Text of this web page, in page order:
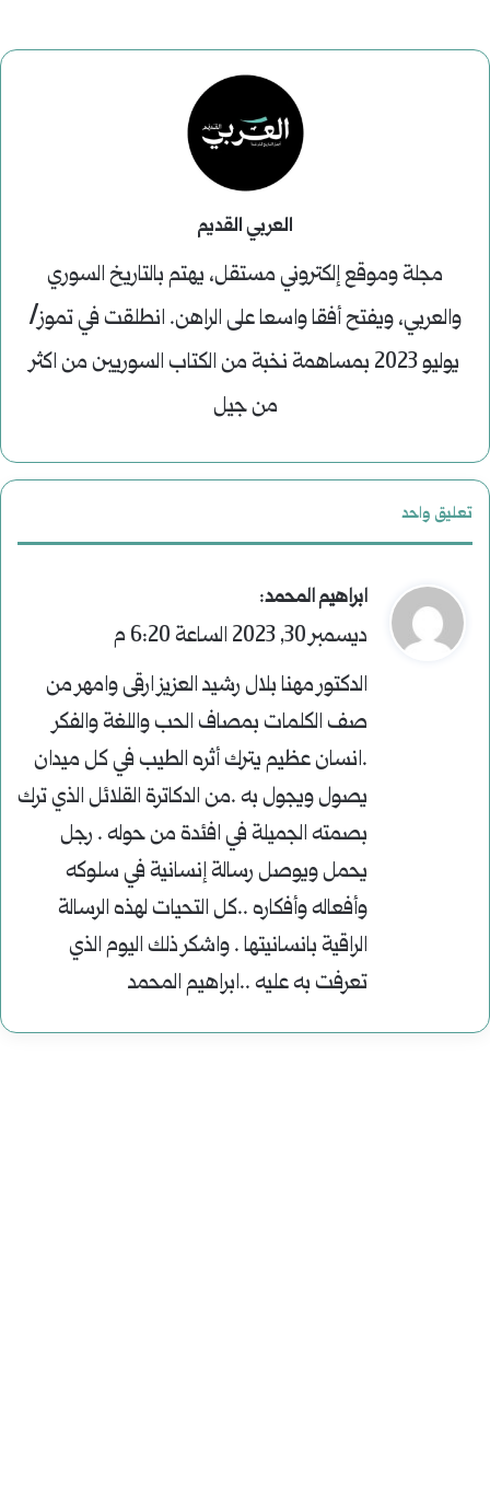
العربي القديم
مجلة وموقع إلكتروني مستقل، يهتم بالتاريخ السوري
والعربي، ويفتح أفقا واسعا على الراهن. انطلقت في تموز/
يوليو 2023 بمساهمة نخبة من الكتاب السوريين من اكثر
من جيل
تعليق واحد
ي
ق
و
ل
ابراهيم المحمد:
ديسمبر 30, 2023 الساعة 6:20 م
الدكتور مهنا بلال رشيد العزيز ارقى وامهر من
صف الكلمات بمصاف الحب واللغة والفكر
.انسان عظيم يترك أثره الطيب في كل ميدان
يصول ويجول به .من الدكاترة القلائل الذي ترك
بصمته الجميلة في افئدة من حوله . رجل
يحمل ويوصل رسالة إنسانية في سلوكه
وأفعاله وأفكاره ..كل التحيات لهذه الرسالة
الراقية بانسانيتها . واشكر ذلك اليوم الذي
تعرفت به عليه ..ابراهيم المحمد